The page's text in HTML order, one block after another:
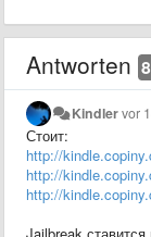
Antworten 8
Kindlervor
Стоит:
http://
http://
http://
Jailbreak